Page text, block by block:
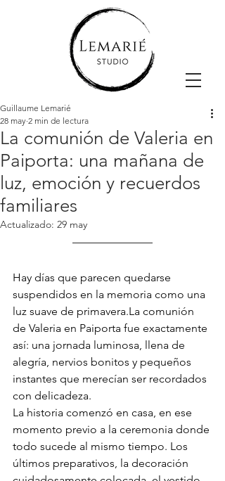
La comunión de Valeria en
Paiporta: una mañana de
luz, emoción y recuerdos
familiares
Guillaume Lemarié
28 may 2 min de lectura
Actualizado: 29 may
Hay días que parecen quedarse
suspendidos en la memoria como una
luz suave de primavera.La comunión
de Valeria en Paiporta fue exactamente
así: una jornada luminosa, llena de
alegría, nervios bonitos y pequeños
instantes que merecían ser recordados
con delicadeza.
La historia comenzó en casa, en ese
momento previo a la ceremonia donde
todo sucede al mismo tiempo. Los
últimos preparativos, la decoración